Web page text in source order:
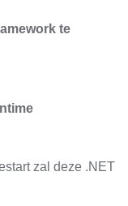
te
zal deze .NET